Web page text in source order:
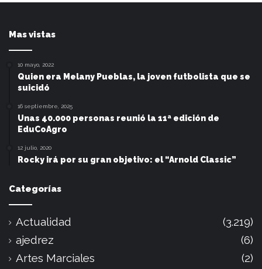
Mas vistas
10 mayo, 2022
Quien era Melany Pueblas, la joven futbolista que se
suicidó
16 septiembre, 2025
Unas 40.000 personas reunió la 11ª edición de
EduCoAgro
12 julio, 2020
Rocky irá por su gran objetivo: el “Arnold Classic”
Categorías
Actualidad
(3.219)
ajedrez
(6)
Artes Marciales
(2)